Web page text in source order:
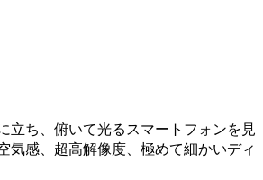
立ち、俯いて光るスマートフォンを見
感、超高解像度、極めて細かいディ